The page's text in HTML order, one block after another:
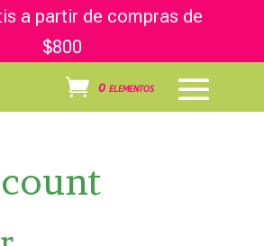
a partir de compras de
$800
0 elementos